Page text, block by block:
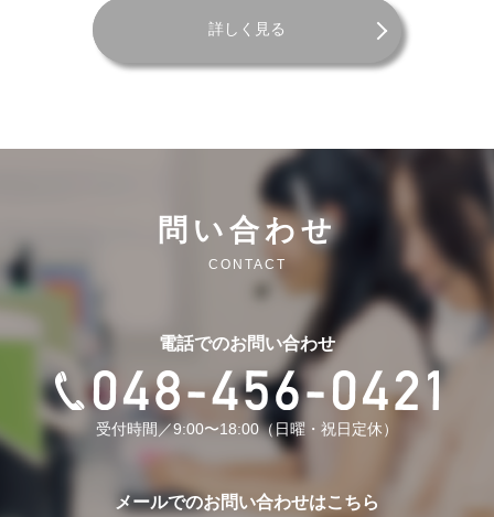
詳しく見る
問い合わせ
CONTACT
電話でのお問い合わせ
受付時間／9:00〜18:00（日曜・祝日定休）
メールでのお問い合わせはこちら